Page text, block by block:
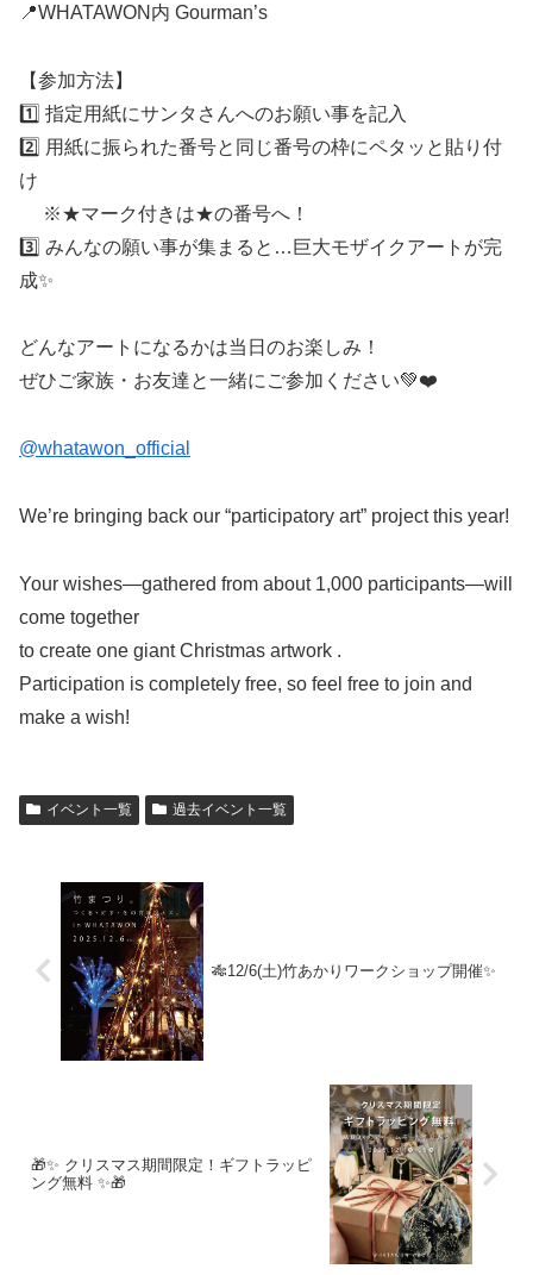
📍WHATAWON内 Gourman’s
【参加方法】
1️⃣ 指定用紙にサンタさんへのお願い事を記入
2️⃣ 用紙に振られた番号と同じ番号の枠にペタッと貼り付
け
※★マーク付きは★の番号へ！
3️⃣ みんなの願い事が集まると…巨大モザイクアートが完
成✨
どんなアートになるかは当日のお楽しみ！
ぜひご家族・お友達と一緒にご参加ください💚❤️
@whatawon_official
We’re bringing back our “participatory art” project this year!
Your wishes—gathered from about 1,000 participants—will
come together
to create one giant Christmas artwork .
Participation is completely free, so feel free to join and
make a wish!
イベント一覧 過去イベント一覧
🎋12/6(土)竹あかりワークショップ開催✨
🎁✨ クリスマス期間限定！ギフトラッピ
ング無料 ✨🎁